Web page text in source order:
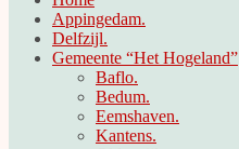
Appingedam.
Delfzijl.
Gemeente “Het Hogeland”
Baflo.
Bedum.
Eemshaven.
Kantens.